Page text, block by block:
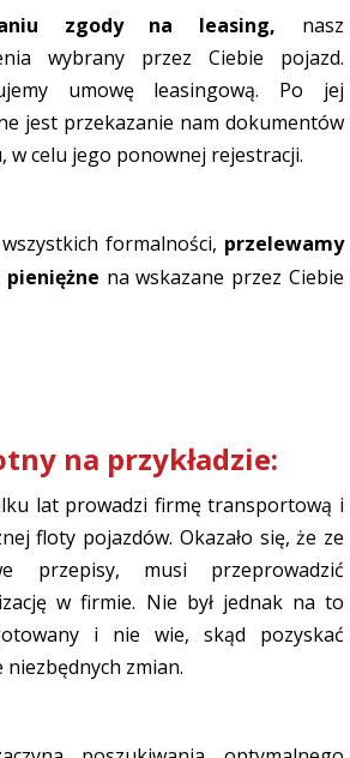
zgody na leasing, nasz
wybrany przez Ciebie pojazd.
umowę leasingową. Po jej
jest przekazanie nam dokumentów
w celu jego ponownej rejestracji.
formalności, przelewamy
na wskazane przez Ciebie
na przykładzie:
lat prowadzi firmę transportową i
floty pojazdów. Okazało się, że ze
przepisy, musi przeprowadzić
w firmie. Nie był jednak na to
i nie wie, skąd pozyskać
zmian.